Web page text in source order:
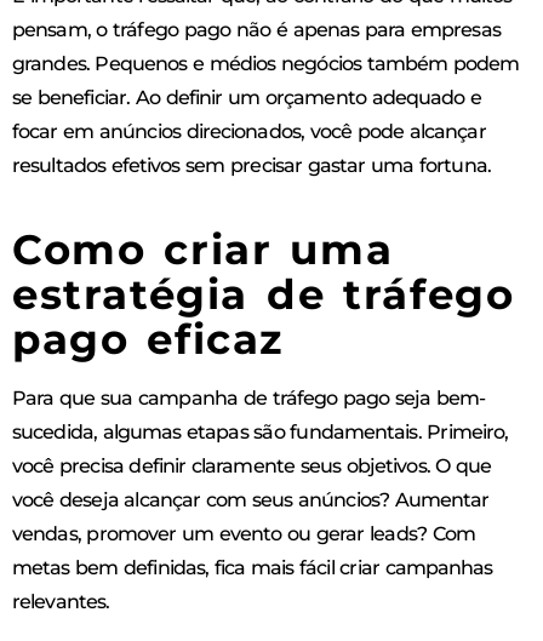
pensam, o tráfego pago não é apenas para empresas
grandes. Pequenos e médios negócios também podem
se beneficiar. Ao definir um orçamento adequado e
focar em anúncios direcionados, você pode alcançar
resultados efetivos sem precisar gastar uma fortuna.
Como criar uma
estratégia de tráfego
pago eficaz
Para que sua campanha de tráfego pago seja bem-
sucedida, algumas etapas são fundamentais. Primeiro,
você precisa definir claramente seus objetivos. O que
você deseja alcançar com seus anúncios? Aumentar
vendas, promover um evento ou gerar leads? Com
metas bem definidas, fica mais fácil criar campanhas
relevantes.